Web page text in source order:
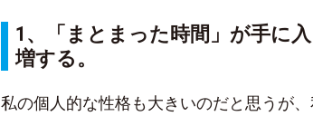
1、「まとまった時間」が手に
増する。
私の個人的な性格も大きいのだと思うが